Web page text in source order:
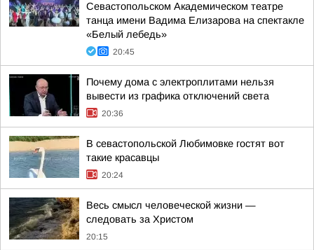
Севастопольском Академическом театре
танца имени Вадима Елизарова на спектакле
«Белый лебедь»
20:45
Почему дома с электроплитами нельзя
вывести из графика отключений света
20:36
В севастопольской Любимовке гостят вот
такие красавцы
20:24
Весь смысл человеческой жизни —
следовать за Христом
20:15